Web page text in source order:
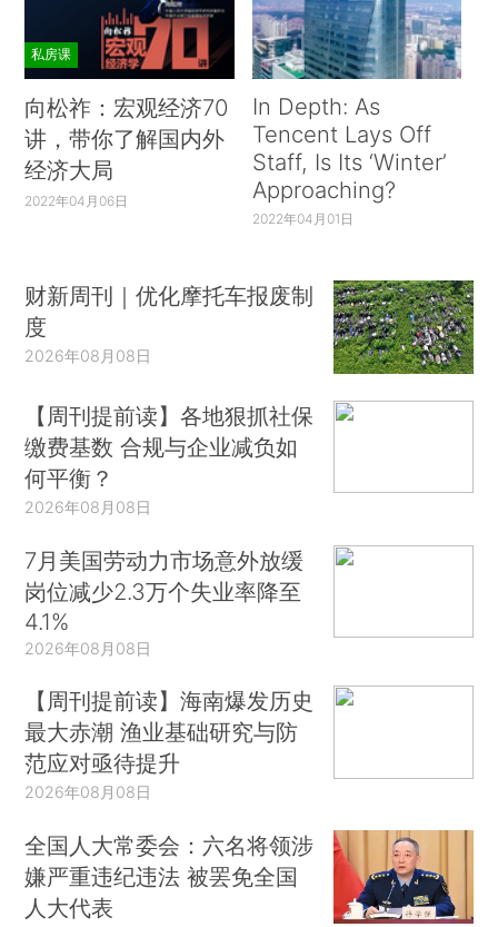
私房课
向松祚：宏观经济70
讲，带你了解国内外
经济大局
2022年04月06日
In Depth: As
Tencent Lays Off
Staff, Is Its ‘Winter’
Approaching?
2022年04月01日
财新周刊｜优化摩托车报废制
度
2026年08月08日
【周刊提前读】各地狠抓社保
缴费基数 合规与企业减负如
何平衡？
2026年08月08日
7月美国劳动力市场意外放缓
岗位减少2.3万个失业率降至
4.1%
2026年08月08日
【周刊提前读】海南爆发历史
最大赤潮 渔业基础研究与防
范应对亟待提升
2026年08月08日
全国人大常委会：六名将领涉
嫌严重违纪违法 被罢免全国
人大代表